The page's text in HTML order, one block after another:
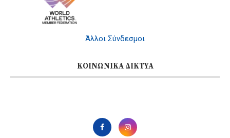
Άλλοι Σύνδεσμοι
ΚΟΙΝΩΝΙΚΆ ΔΊΚΤΥΑ